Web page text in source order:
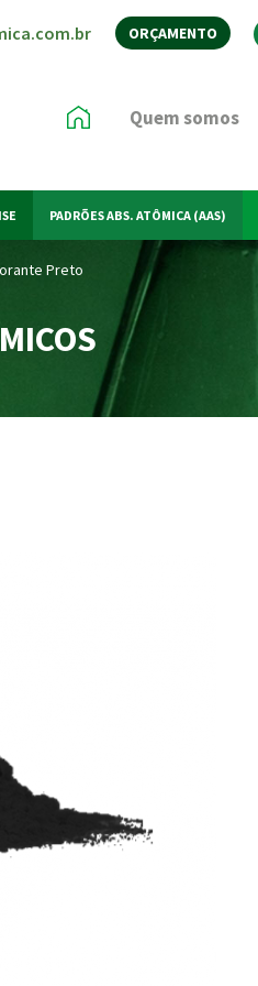
ORÇAMENTO
Quem somos
PADRÕES ABS. ATÔMICA (AAS)
Preto